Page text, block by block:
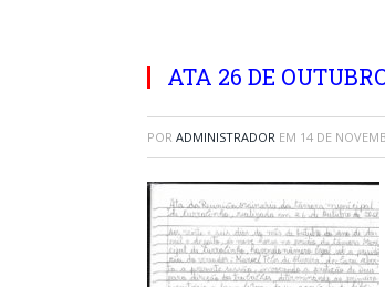
ATA 26 DE
POR ADMINISTRADOR EM 14 DE